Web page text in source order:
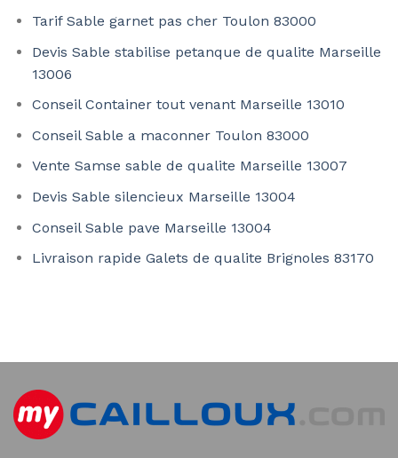
Tarif Sable garnet pas cher Toulon 83000
Devis Sable stabilise petanque de qualite Marseille
13006
Conseil Container tout venant Marseille 13010
Conseil Sable a maconner Toulon 83000
Vente Samse sable de qualite Marseille 13007
Devis Sable silencieux Marseille 13004
Conseil Sable pave Marseille 13004
Livraison rapide Galets de qualite Brignoles 83170